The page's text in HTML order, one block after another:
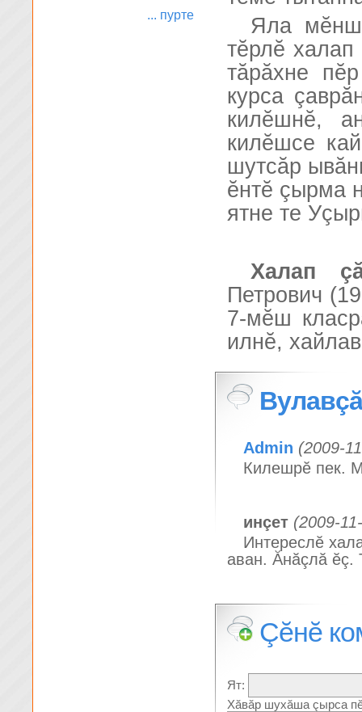
Яла
тĕрлĕ
тăрăхне
курса
килĕшнĕ,
килĕшсе
шутсăр
ĕнтĕ çырма
ятне те
Халап
Петрович
7-мĕш
илнĕ,
Admin (2009-
Килешрĕ пек.
инçет (2009-
Интереслĕ
аван. Ăнăçлă ĕç.
Çĕнĕ
Ят:
Хăвăр шухăша çырса
... пурте